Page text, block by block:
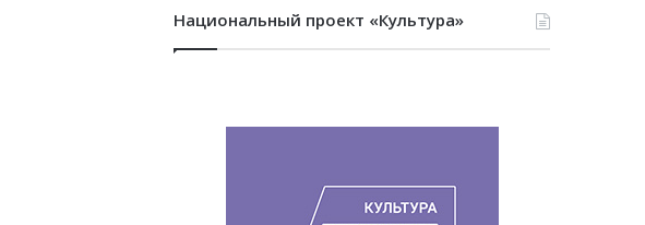
Национальный проект «Культура»